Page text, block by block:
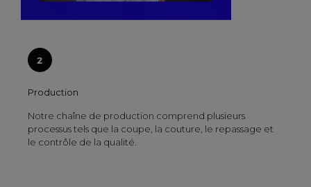
Production
Notre chaîne de production comprend plusieurs
processus tels que la coupe, la couture, le repassage et
le contrôle de la qualité.